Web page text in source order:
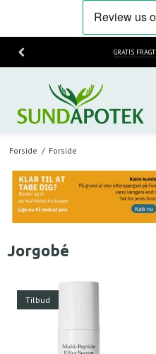
GRATIS FRAGT
Forside / Forside
Jorgobé
Tilbud